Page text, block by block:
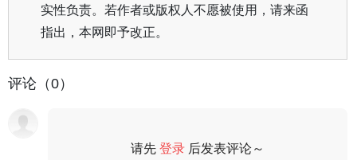
实性负责。若作者或版权人不愿被使用，请来函
指出，本网即予改正。
评论（0）
请先登录 后发表评论～